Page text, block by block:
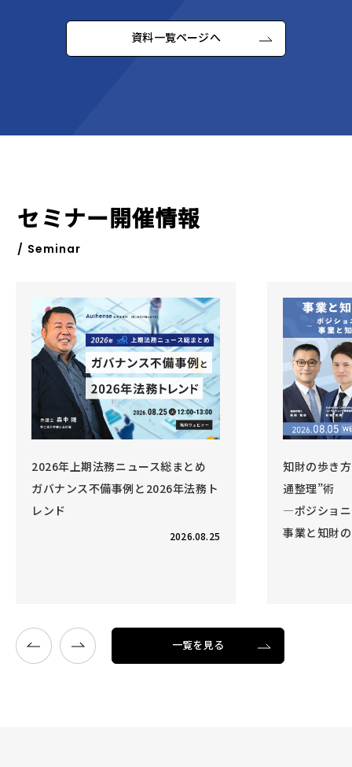
資料一覧ページへ
セミナー開催情報
/ Seminar
知財の歩き方 Vol.6 事業と知財の“交
通整理”術
―ポジショニング戦略を強化する、
事業と知財のコラボレーション―
法務
1時間
ス」
～法
一覧を見る